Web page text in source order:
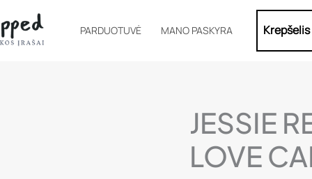
PARDUOTUVĖ MANO PASKYRA Krepšelis
JESSIE
LOVE